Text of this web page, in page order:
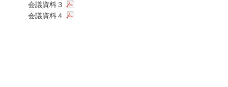
会議資料３
会議資料４